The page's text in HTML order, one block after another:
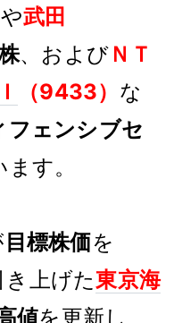
や武田
、および ＮＴ
（9433） な
フェンシブセ
す。
目標株価を
き上げた東京海
値を更新し、